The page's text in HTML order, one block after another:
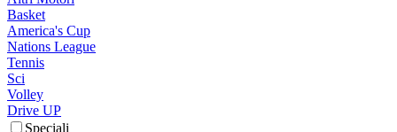
Basket
America's Cup
Nations League
Tennis
Sci
Volley
Drive UP
Speciali